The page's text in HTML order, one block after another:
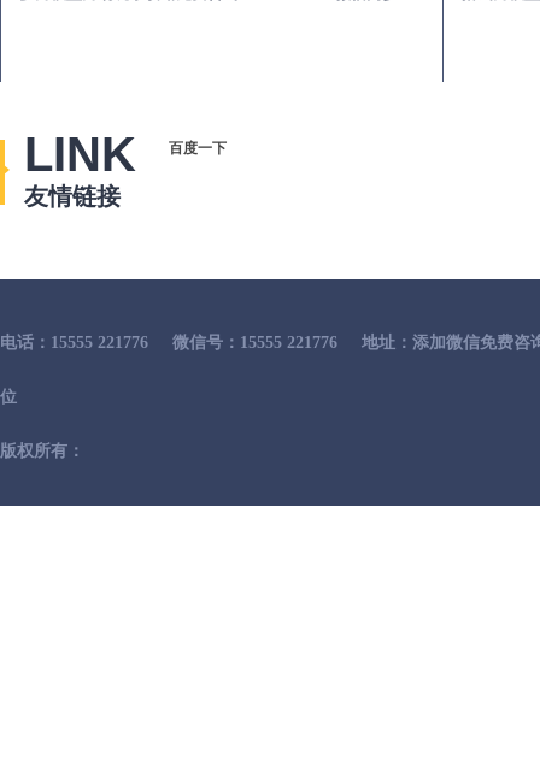
LINK
友情链接
百度一下
电话：15555 221776 微信号：15555 221776 地址：添加微信免费咨
位
版权所有：